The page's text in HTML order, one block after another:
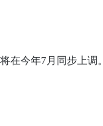
在今年7月同步上调。